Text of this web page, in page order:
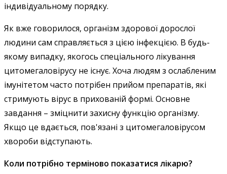
індивідуальному порядку.
Як вже говорилося, організм здорової дорослої
людини сам справляється з цією інфекцією. В будь-
якому випадку, якогось спеціального лікування
цитомегаловірусу не існує. Хоча людям з ослабленим
імунітетом часто потрібен прийом препаратів, які
стримують вірус в прихованій формі. Основне
завдання – зміцнити захисну функцію організму.
Якщо це вдається, пов'язані з цитомегаловірусом
хвороби відступають.
Коли потрібно терміново показатися лікарю?